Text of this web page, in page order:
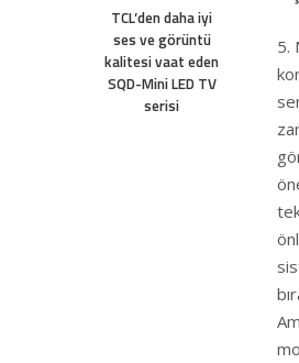
TCL’den daha iyi
ses ve görüntü
kalitesi vaat eden
SQD-Mini LED TV
serisi
5.